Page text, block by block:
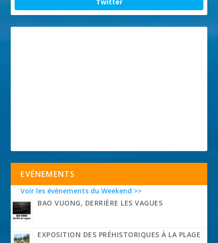
EVÉNEMENTS
Voir les événements du Weekend >>
BAO VUONG, DERRIÈRE LES VAGUES
EXPOSITION DES PRÉHISTORIQUES À LA PLAGE